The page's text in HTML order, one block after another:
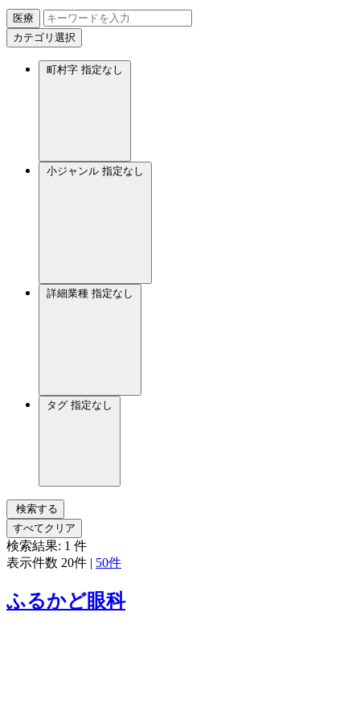
医療
カテゴリ選択
町村字 指定なし
小ジャンル 指定なし
詳細業種 指定なし
タグ 指定なし
検索する
すべてクリア
検索結果: 1 件
表示件数 20件 | 50件
ふるかど眼科